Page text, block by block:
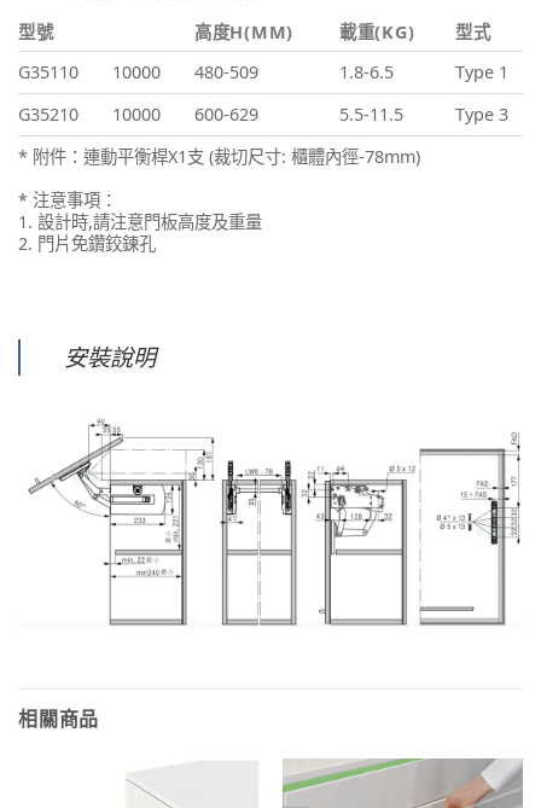
型號 高度H(MM) 載重(KG)
型式
G35110
10000 480-509 1.8-6.5
Type 1
G35210
10000 600-629 5.5-11.5
Type 3
* 附件：連動平衡桿X1支 (裁切尺寸: 櫃體內徑-78mm)
* 注意事項：
1. 設計時,請注意門板高度及重量
2. 門片免鑽鉸鍊孔
安裝說明
相關商品